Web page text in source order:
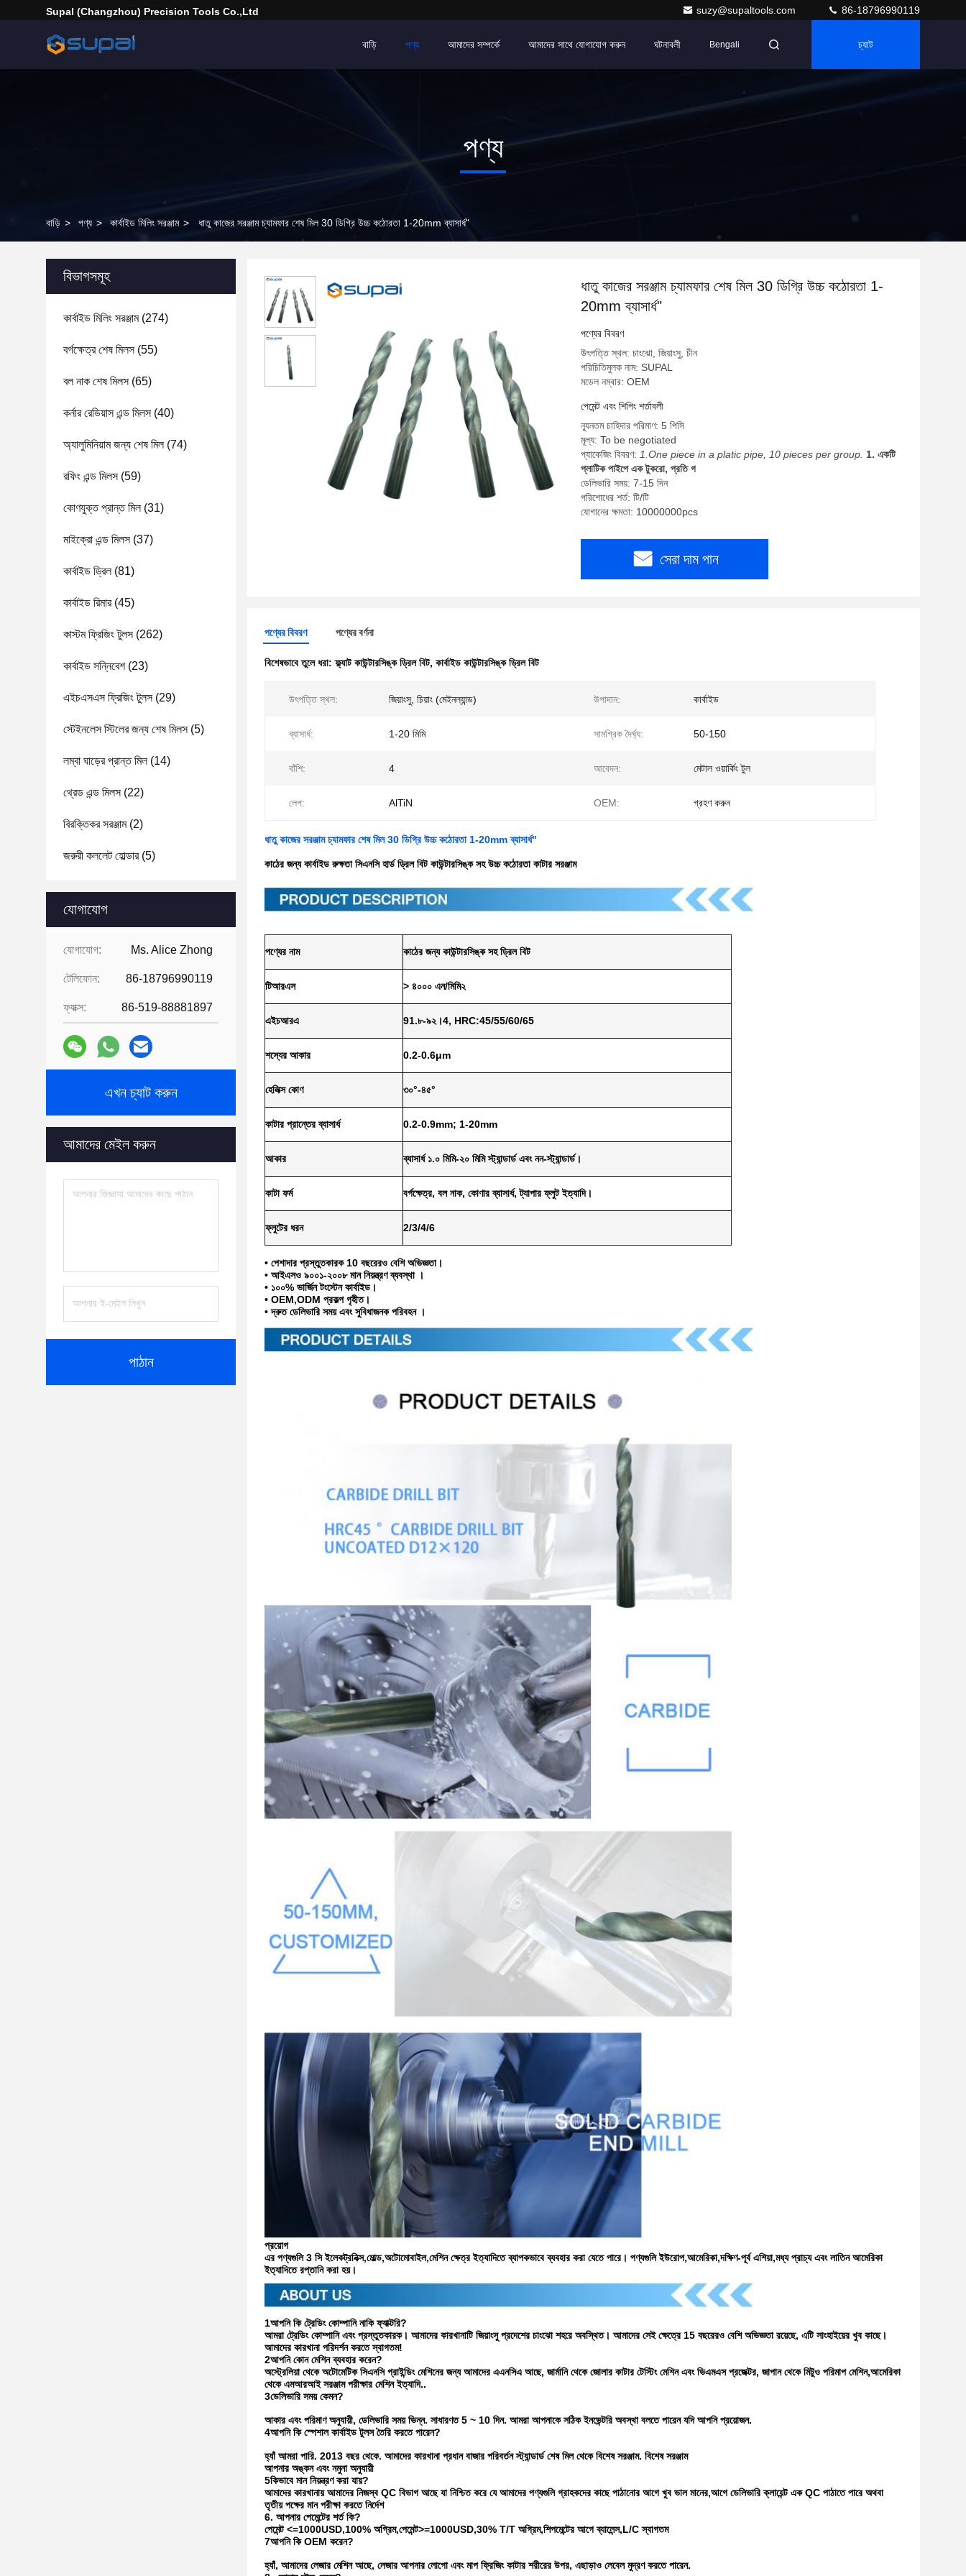
Supal (Changzhou) Precision Tools Co.,Ltd suzy@supaltools.com 86-18796990119
বাড়ি পণ্য আমাদের সম্পর্কে আমাদের সাথে যোগাযোগ করুন ঘটনাবলী Bengali চ্যাট
পণ্য
বাড়ি > পণ্য > কার্বাইড মিলিং সরঞ্জাম > ধাতু কাজের সরঞ্জাম চ্যামফার শেষ মিল 30 ডিগ্রি উচ্চ কঠোরতা 1-20mm ব্যাসার্ধ"
বিভাগসমূহ
কার্বাইড মিলিং সরঞ্জাম(274)
বর্গক্ষেত্র শেষ মিলস(55)
বল নাক শেষ মিলস(65)
কর্নার রেডিয়াস এন্ড মিলস(40)
অ্যালুমিনিয়াম জন্য শেষ মিল(74)
রফিং এন্ড মিলস(59)
কোণযুক্ত প্রান্ত মিল(31)
মাইক্রো এন্ড মিলস(37)
কার্বাইড ড্রিল(81)
কার্বাইড রিমার(45)
কাস্টম ফ্রিজিং টুলস(262)
কার্বাইড সন্নিবেশ(23)
এইচএসএস ফ্রিজিং টুলস(29)
স্টেইনলেস স্টিলের জন্য শেষ মিলস(5)
লম্বা ঘাড়ের প্রান্ত মিল(14)
থ্রেড এন্ড মিলস(22)
বিরক্তিকর সরঞ্জাম(2)
জরুরী কললেট হোল্ডার(5)
যোগাযোগ
যোগাযোগ: Ms. Alice Zhong
টেলিফোন: 86-18796990119
ফ্যাক্স: 86-519-88881897
এখন চ্যাট করুন
আমাদের মেইল ​​করুন
পাঠান
ধাতু কাজের সরঞ্জাম চ্যামফার শেষ মিল 30 ডিগ্রি উচ্চ কঠোরতা 1-
20mm ব্যাসার্ধ"
পণ্যের বিবরণ
উৎপত্তি স্থল: চাংঝো, জিয়াংসু, চীন
পরিচিতিমুলক নাম: SUPAL
মডেল নম্বার: OEM
পেমেন্ট এবং শিপিং শর্তাবলী
ন্যূনতম চাহিদার পরিমাণ: 5 পিসি
মূল্য: To be negotiated
প্যাকেজিং বিবরণ: 1.One piece in a platic pipe, 10 pieces per group. 1. একটি
প্লাটিক পাইপে এক টুকরো, প্রতি গ
ডেলিভারি সময়: 7-15 দিন
পরিশোধের শর্ত: টি/টি
যোগানের ক্ষমতা: 10000000pcs
সেরা দাম পান
পণ্যের বিবরণ পণ্যের বর্ণনা
বিশেষভাবে তুলে ধরা:ফ্ল্যাট কাউন্টারসিঙ্ক ড্রিল বিট, কার্বাইড কাউন্টারসিঙ্ক ড্রিল বিট
উৎপত্তি স্থল: জিয়াংসু, চিয়াং (মেইনল্যান্ড) উপাদান: কার্বাইড
ব্যাসার্ধ: 1-20 মিমি সামগ্রিক দৈর্ঘ্য: 50-150
বাঁশি: 4 আবেদন: মেটাল ওয়ার্কিং টুল
লেপ: AlTiN OEM: গ্রহণ করুন
ধাতু কাজের সরঞ্জাম চ্যামফার শেষ মিল 30 ডিগ্রি উচ্চ কঠোরতা 1-20mm ব্যাসার্ধ"
কাঠের জন্য কার্বাইড রুক্ষতা সিএনসি হার্ড ড্রিল বিট কাউন্টারসিঙ্ক সহ উচ্চ কঠোরতা কাটার সরঞ্জাম
পণ্যের নাম কাঠের জন্য কাউন্টারসিঙ্ক সহ ড্রিল বিট
টিআরএস > ৪০০০ এন/মিমি২
এইচআরএ 91.৮-৯২।4, HRC:45/55/60/65
শস্যের আকার 0.2-0.6μm
হেলিক্স কোণ ৩০°-৪৫°
কাটার প্রান্তের ব্যাসার্ধ 0.2-0.9mm; 1-20mm
আকার ব্যাসার্ধ ১.০ মিমি-২০ মিমি স্ট্যান্ডার্ড এবং নন-স্ট্যান্ডার্ড।
কাটা ফর্ম বর্গক্ষেত্র, বল নাক, কোণার ব্যাসার্ধ, ট্যাপার ফ্লুট ইত্যাদি।
ফ্লুটের ধরন 2/3/4/6
• পেশাদার প্রস্তুতকারক 10 বছরেরও বেশি অভিজ্ঞতা।
• আইএসও ৯০০১-২০০৮ মান নিয়ন্ত্রণ ব্যবস্থা ।
• ১০০% ভার্জিন টংস্টেন কার্বাইড।
• OEM,ODM প্রকল্প গৃহীত।
• দ্রুত ডেলিভারি সময় এবং সুবিধাজনক পরিবহন ।
প্রয়োগ
এর পণ্যগুলি 3 সি ইলেকট্রনিক্স,মোল্ড,অটোমোবাইল,মেশিন ক্ষেত্র ইত্যাদিতে ব্যাপকভাবে ব্যবহার করা যেতে পারে। পণ্যগুলি ইউরোপ,আমেরিকা,দক্ষিণ-পূর্ব এশিয়া,মধ্য প্রাচ্য এবং লাতিন আমেরিকা
ইত্যাদিতে রপ্তানি করা হয়।
1আপনি কি ট্রেডিং কোম্পানি নাকি ফ্যাক্টরি?
আমরা ট্রেডিং কোম্পানি এবং প্রস্তুতকারক। আমাদের কারখানাটি জিয়াংসু প্রদেশের চাংঝো শহরে অবস্থিত। আমাদের সেই ক্ষেত্রে 15 বছরেরও বেশি অভিজ্ঞতা রয়েছে, এটি সাংহাইয়ের খুব কাছে।
আমাদের কারখানা পরিদর্শন করতে স্বাগতম!
2আপনি কোন মেশিন ব্যবহার করেন?
অস্ট্রেলিয়া থেকে অটোমেটিক সিএনসি গ্রাইন্ডিং মেশিনের জন্য আমাদের এএনসিএ আছে, জার্মানি থেকে জোলার কাটার টেস্টিং মেশিন এবং ভিএমএস প্রজেক্টর, জাপান থেকে মিটুও পরিমাপ মেশিন,আমেরিকা
থেকে এমআরআই সরঞ্জাম পরীক্ষার মেশিন ইত্যাদি..
3ডেলিভারি সময় কেমন?
আকার এবং পরিমাণ অনুযায়ী, ডেলিভারি সময় ভিন্ন. সাধারণত 5 ~ 10 দিন. আমরা আপনাকে সঠিক ইনভেন্টরি অবস্থা বলতে পারেন যদি আপনি প্রয়োজন.
4আপনি কি স্পেশাল কার্বাইড টুলস তৈরি করতে পারেন?
হ্যাঁ আমরা পারি. 2013 বছর থেকে. আমাদের কারখানা প্রধান বাজার পরিবর্তন স্ট্যান্ডার্ড শেষ মিল থেকে বিশেষ সরঞ্জাম. বিশেষ সরঞ্জাম
আপনার অঙ্কন এবং নমুনা অনুযায়ী
5কিভাবে মান নিয়ন্ত্রণ করা যায়?
আমাদের কারখানায় আমাদের নিজস্ব QC বিভাগ আছে যা নিশ্চিত করে যে আমাদের পণ্যগুলি গ্রাহকদের কাছে পাঠানোর আগে খুব ভাল মানের,আগে ডেলিভারি ক্লায়েন্ট এক QC পাঠাতে পারে অথবা
তৃতীয় পক্ষের মান পরীক্ষা করতে নির্দেশ
6. আপনার পেমেন্টের শর্ত কি?
পেমেন্ট <=1000USD,100% অগ্রিম,পেমেন্ট>=1000USD,30% T/T অগ্রিম,শিপমেন্টের আগে ব্যালেন্স,L/C স্বাগতম
7আপনি কি OEM করেন?
হ্যাঁ, আমাদের লেজার মেশিন আছে, লেজার আপনার লোগো এবং মাপ ফ্রিজিং কাটার শরীরের উপর, এছাড়াও লেবেল মুদ্রণ করতে পারেন.